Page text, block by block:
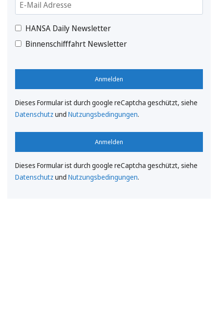
HANSA Daily Newsletter
Binnenschifffahrt Newsletter
Anmelden
Dieses Formular ist durch google reCaptcha geschützt, siehe
Datenschutz und Nutzungsbedingungen.
Anmelden
Dieses Formular ist durch google reCaptcha geschützt, siehe
Datenschutz und Nutzungsbedingungen.